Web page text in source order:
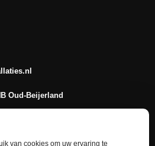
Oud-Beijerland
van cookies om uw ervaring te